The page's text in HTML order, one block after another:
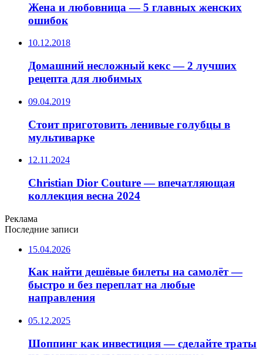
Жена и любовница — 5 главных женских
ошибок
10.12.2018
Домашний несложный кекс — 2 лучших
рецепта для любимых
09.04.2019
Стоит приготовить ленивые голубцы в
мультиварке
12.11.2024
Christian Dior Couture — впечатляющая
коллекция весна 2024
Реклама
Последние записи
15.04.2026
Как найти дешёвые билеты на самолёт —
быстро и без переплат на любые
направления
05.12.2025
Шоппинг как инвестиция — сделайте траты